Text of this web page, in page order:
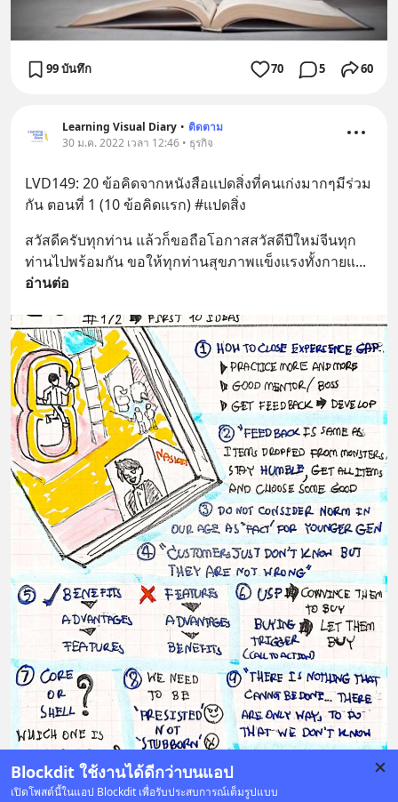
Blockdit ใช้งานได้ดีกว่าบนแอป
เปิดโพสต์นี้ในแอป Blockdit เพื่อรับประสบการณ์เต็มรูปแบบ
99 บันทึก 70 5 60
Learning Visual Diary • ติดตาม
30 ม.ค. 2022 เวลา 12:46 • ธุรกิจ
LVD149: 20 ข้อคิดจากหนังสือแปดสิ่งที่คนเก่งมากๆมีร่วม
กัน ตอนที่ 1 (10 ข้อคิดแรก) #แปดสิ่ง
สวัสดีครับทุกท่าน แล้วก็ขอถือโอกาสสวัสดีปีใหม่จีนทุก
ท่านไปพร้อมกัน ขอให้ทุกท่านสุขภาพแข็งแรงทั้งกายแ
อ่านต่อ